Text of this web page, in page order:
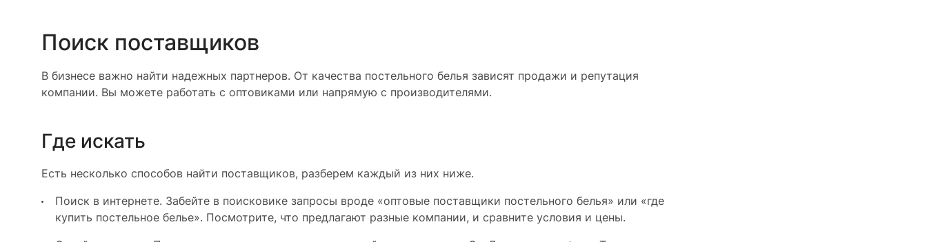
Поиск поставщиков
В бизнесе важно найти надежных партнеров. От качества постельного белья зависят продажи и репутация
компании. Вы можете работать с оптовиками или напрямую с производителями.
Где искать
Есть несколько способов найти поставщиков, разберем каждый из них ниже.
Поиск в интернете. Забейте в поисковике запросы вроде «оптовые поставщики постельного белья» или «где
купить постельное белье». Посмотрите, что предлагают разные компании, и сравните условия и цены.